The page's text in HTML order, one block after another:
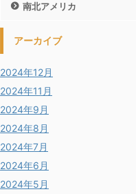
南北アメリカ
アーカイブ
2024年12月
2024年11月
2024年9月
2024年8月
2024年7月
2024年6月
2024年5月